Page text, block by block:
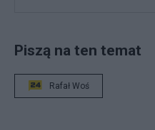
Piszą na ten temat
Rafał Woś